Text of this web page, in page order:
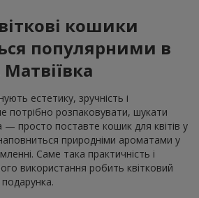
кошики
популярними в
естетику, зручність і
потрібно розпаковувати, шукати
— просто поставте кошик для квітів у
природніми ароматами у
Саме така практичність і
використання робить квітковий